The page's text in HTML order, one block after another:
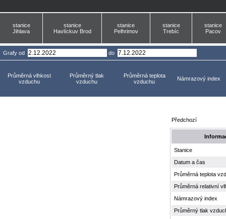
stanice
Jihlava
stanice
Havlíckuv Brod
stanice
Pelhrimov
stanice
Trebíc
stanice
Pacov
Grafy od do
Průměrná vlhkost
vzduchu
Průměrný tlak
vzduchu
Průměrná teplota
vzduchu
Námrazový index
Předchozí
Stanice
Datum a čas
Průměrná teplota
Průměrná relativní
Námrazový index
Průměrný tlak